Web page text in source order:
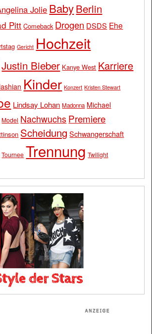
Jolie BabyBerlin
Pitt Comeback Drogen DSDS Ehe
Gericht Hochzeit
Justin Bieber Kanye West Karriere
Kinder Konzert Kristen Stewart
Lindsay Lohan Madonna Michael
Model Nachwuchs Premiere
Scheidung Schwangerschaft
Tournee Trennung Twilight